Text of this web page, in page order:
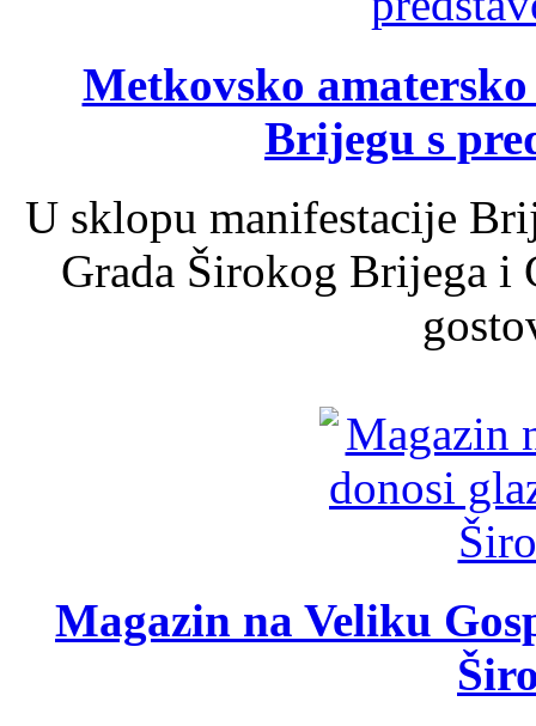
Metkovsko
Brijegu s
U sklopu manifestacije
Grada Širokog Brijega
Magazin na Veliku